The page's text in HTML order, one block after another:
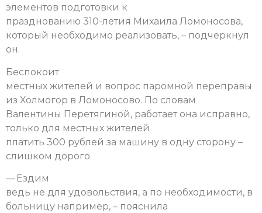
элементов подготовки к
празднованию 310-летия Михаила Ломоносова,
который необходимо реализовать, – подчеркнул
он.
Беспокоит
местных жителей и вопрос паромной переправы
из Холмогор в Ломоносово. По словам
Валентины Перетягиной, работает она исправно,
только для местных жителей
платить 300 рублей за машину в одну сторону –
слишком дорого.
— Ездим
ведь не для удовольствия, а по необходимости, в
больницу например, – пояснила